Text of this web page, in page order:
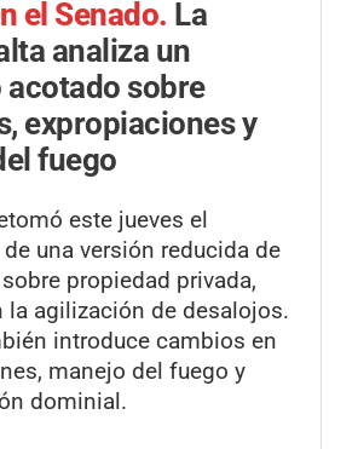
el Senado. La
analiza un
sobre
expropiaciones y
fuego
este jueves el
una versión reducida de
propiedad privada,
la agilización de desalojos.
introduce cambios en
manejo del fuego y
dominial.